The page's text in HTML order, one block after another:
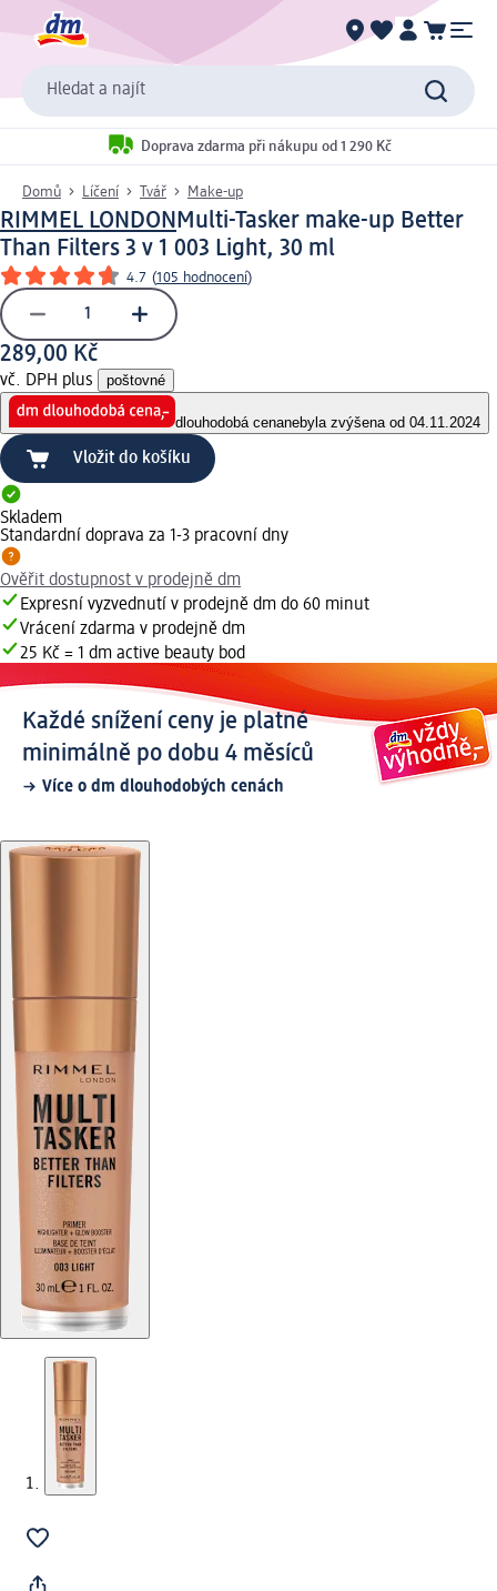
Hledat a najít
Doprava zdarma při nákupu od 1 290 Kč
Domů Líčení Tvář Make-up
RIMMEL LONDONMulti-Tasker make-up Better
Than Filters 3 v 1 003 Light, 30 ml
4.7 (105 hodnocení)
289,00 Kč
vč. DPH plus poštovné
dlouhodobá cenanebyla zvýšena od 04.11.2024
Vložit do košíku
Skladem
Standardní doprava za 1-3 pracovní dny
Ověřit dostupnost v prodejně dm
Expresní vyzvednutí v prodejně dm do 60 minut
Vrácení zdarma v prodejně dm
25 Kč = 1 dm active beauty bod
Každé snížení ceny je platné
minimálně po dobu 4 měsíců
Více o dm dlouhodobých cenách